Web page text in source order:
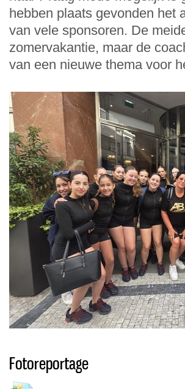
hebben plaats gevonden het
van vele sponsoren. De
zomervakantie, maar de
van een nieuwe thema voor
Fotoreportage